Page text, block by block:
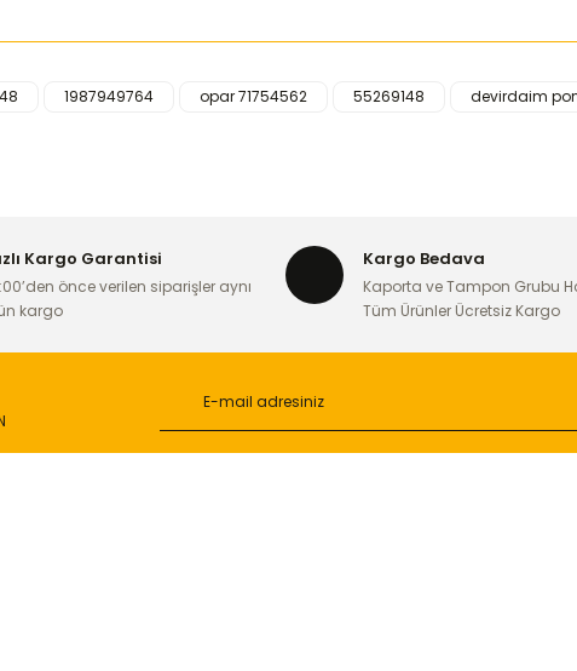
konularda yetersiz gördüğünüz noktaları öneri formunu kullanarak
1987949764 opar 71754562 55269148 devirdaim
Kargo Garantisi
önce verilen siparişler aynı
kargo
Kargo Bedava
Kaporta ve Tampon Grubu
Tüm Ürünler Ücretsiz Kargo